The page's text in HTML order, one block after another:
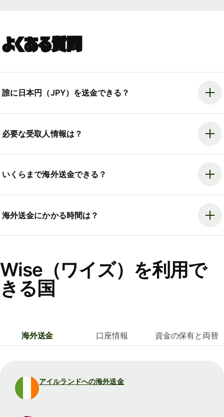
よくある質問
誰に日本円（JPY）を送金できる？
必要な受取人情報は？
いくらまで海外送金できる？
海外送金にかかる時間は？
Wise（ワイズ）を利用で
きる国
海外送金 口座情報 資金の保有と両替
アイルランドへの海外送金